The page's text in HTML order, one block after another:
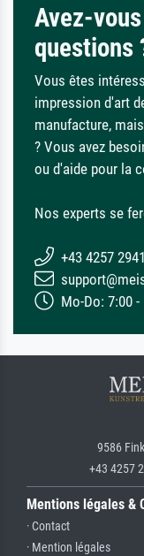
Avez-
questions
Vous êtes
impression d'art
manufacture,
? Vous avez
ou d'aide pour la
Nos experts se
+43 4257
Mo-Do: 7:00 -
9586
+43 4257
Mentions légales &
· Contact
· Mention légales